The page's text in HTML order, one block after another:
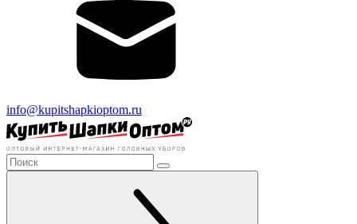
info@kupitshapkioptom.ru